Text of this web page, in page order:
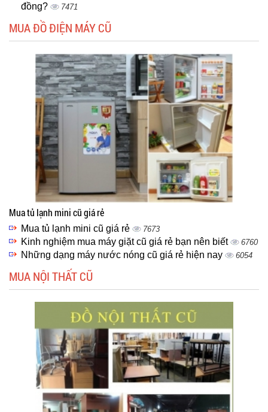
đồng?
7471
MUA ĐỒ ĐIỆN MÁY CŨ
Mua tủ lạnh mini cũ giá rẻ
Mua tủ lạnh mini cũ giá rẻ 7673
Kinh nghiệm mua máy giặt cũ giá rẻ bạn nên biết 6760
Những dạng máy nước nóng cũ giá rẻ hiện nay 6054
MUA NỘI THẤT CŨ